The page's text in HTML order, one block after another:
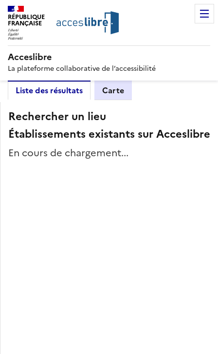
RÉPUBLIQUE
FRANÇAISE
Acceslibre
La plateforme collaborative de l’accessibilité
Liste des résultats Carte
Rechercher un lieu
Établissements existants sur Acceslibre
En cours de chargement...